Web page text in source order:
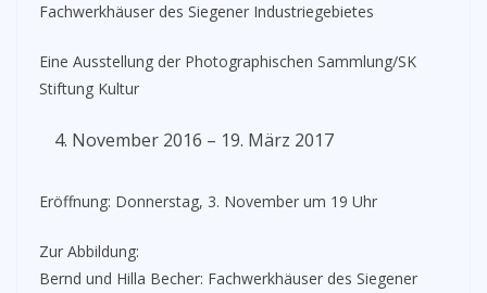
Fachwerkhäuser des Siegener Industriegebietes
Eine Ausstellung der Photographischen Sammlung/SK
Stiftung Kultur
November 2016 – 19. März 2017
Eröffnung: Donnerstag, 3. November um 19 Uhr
Zur Abbildung:
Bernd und Hilla Becher: Fachwerkhäuser des Siegener